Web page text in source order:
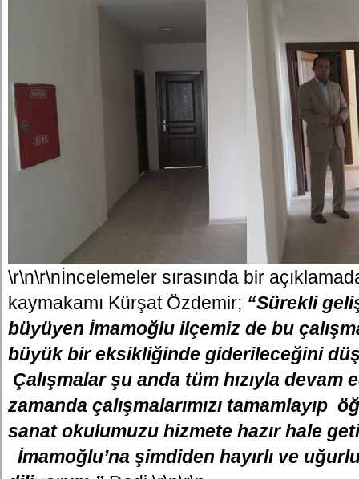
\r\n\r\nİncelemeler sırasında bir
kaymakamı Kürşat Özdemir; “Sürekli
büyüyen İmamoğlu ilçemiz de bu
büyük bir eksikliğinde giderileceğini
Çalışmalar şu anda tüm hızıyla devam
zamanda çalışmalarımızı tamamlayıp
sanat okulumuzu hizmete hazır hale
İmamoğlu’na şimdiden hayırlı ve